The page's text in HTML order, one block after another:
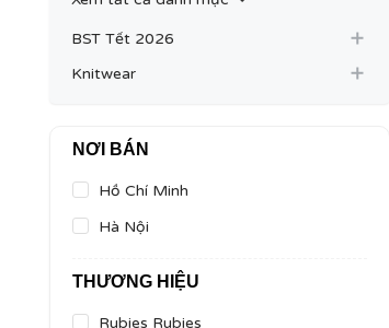
BST Tết 2026
Knitwear
NƠI BÁN
Hồ Chí Minh
Hà Nội
THƯƠNG HIỆU
Rubies Rubies